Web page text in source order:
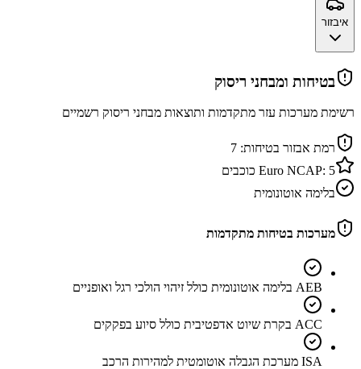
איבזור
בטיחות ומבחני ריסוק
רשימת מערכות עזר מתקדמות ותוצאות מבחני ריסוק רשמיים
רמת אבזור בטיחות: 7
Euro NCAP: 5
כוכבים
בלימה אוטונומית
מערכות בטיחות מתקדמות
AEB בלימה אוטונומית כולל זיהוי הולכי רגל ואופניים
ACC בקרת שיוט אדפטיבית כולל סיוע בפקקים
ISA מערכת הגבלה אוטומטית למהירות הרכב